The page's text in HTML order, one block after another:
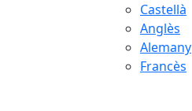
Castellà
Anglès
Alemany
Francès